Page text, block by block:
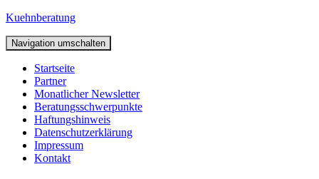
Kuehnberatung
Navigation umschalten
Startseite
Partner
Monatlicher Newsletter
Beratungsschwerpunkte
Haftungshinweis
Datenschutzerklärung
Impressum
Kontakt